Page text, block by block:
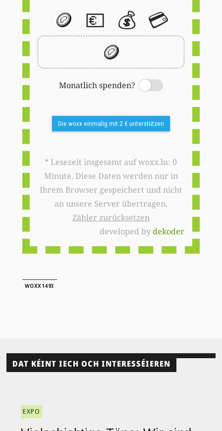
🪙 💶 💰 💳
🪙
Monatlich spenden?
Switch
Die woxx einmalig mit 2 € unterstützen
* Lesezeit insgesamt auf woxx.lu: 0
Minute. Diese Daten werden nur in
Ihrem Browser gespeichert und nicht
an unsere Server übertragen.
Zähler zurücksetzen
developed bydekoder
WOXX1493
DAT KÉINT IECH OCH INTERESSÉIEREN
EXPO